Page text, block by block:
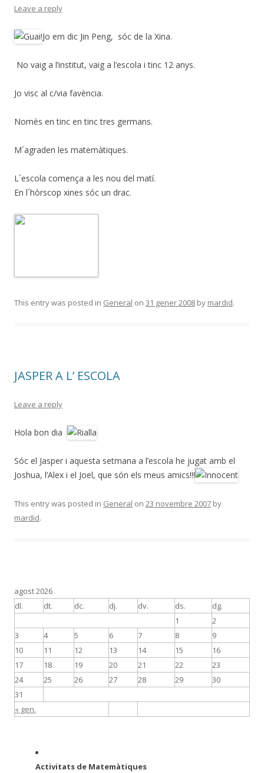
Leave a reply
Jo em dic Jin Peng, sóc de la Xina.
No vaig a l’institut, vaig a l’escola i tinc 12 anys.
Jo visc al c/via favència.
Nomès en tinc en tinc tres germans.
M´agraden les matemàtiques.
L´escola comença a les nou del matí.
En l´hòrscop xines sóc un drac.
This entry was posted in General on 31 gener 2008 by mardid.
JASPER A L’ ESCOLA
Leave a reply
Hola bon dia
Sóc el Jasper i aquesta setmana a l’escola he jugat amb el
Joshua, l’Alex i el Joel, que són els meus amics!!!
This entry was posted in General on 23 novembre 2007 by
mardid.
agost 2026
dl.
dt. dc. dj. dv. ds. dg.
« gen.
1
2
3
4 5 6 7 8
9
10
11 12 13 14 15
16
17
18 19 20 21 22
23
24
25 26 27 28 29
30
31
Activitats de Matemàtiques